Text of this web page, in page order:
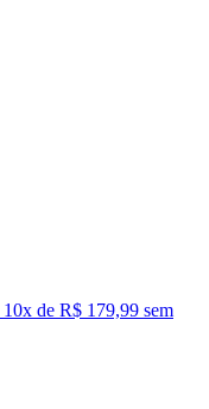
10x de R$ 179,99 sem